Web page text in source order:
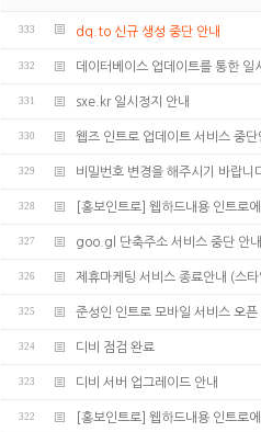
333 dq.to 신규 생성 중단 안내
332 데이터베이스 업데이트를 통한 일
331 sxe.kr 일시정지 안내
330 웹즈 인트로 업데이트 서비스 중단
329 비밀번호 변경을 해주시기 바랍니
328 [홍보인트로] 웹하드내용 인트로
327 goo.gl 단축주소 서비스 중단 안내
326 제휴마케팅 서비스 종료안내 (스
325 준성인 인트로 모바일 서비스 오픈
324 디비 점검 완료
323 디비 서버 업그레이드 안내
322 [홍보인트로] 웹하드내용 인트로